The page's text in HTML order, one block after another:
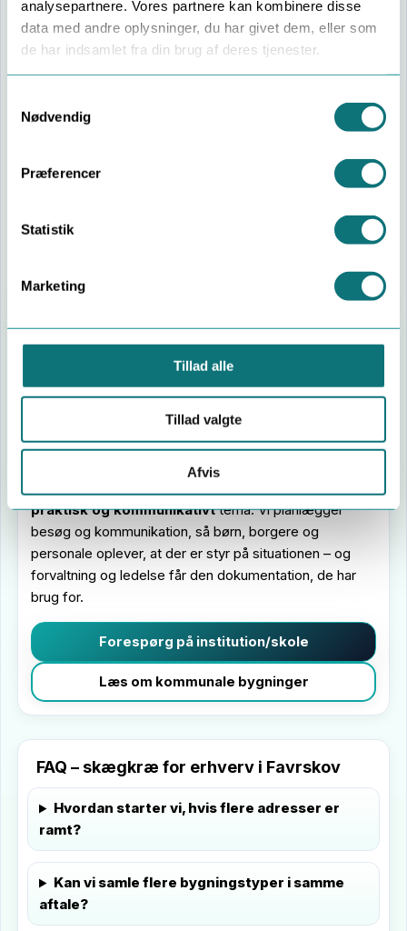
analysepartnere. Vores partnere kan kombinere disse
data med andre oplysninger, du har givet dem, eller som
de har indsamlet fra din brug af deres tjenester.
Selection
Nødvendig
Præferencer
Statistik
Marketing
Tillad alle
Tillad valgte
Afvis
følger skægkræ ofte med paller,
pap og varer. Vi kombinerer monitorering med
hvordan I håndterer vareflow, så nye dyr ikke konstant
Læs om skægkræ på lager og logistik
Kommunale bygninger
Skoler, dagtilbud og pleje
I skoler, daginstitutioner, plejecentre og andre
praktisk og kommunikativttema. Vi planlægger
besøg og kommunikation, så børn, borgere og
personale oplever, at der er styr på situationen – og
forvaltning og ledelse får den dokumentation, de har
brug for.
Forespørg på institution/skole
Læs om kommunale bygninger
FAQ – skægkræ for erhverv i Favrskov
Hvordan starter vi, hvis flere adresser er
ramt?
Kan vi samle flere bygningstyper i samme
aftale?